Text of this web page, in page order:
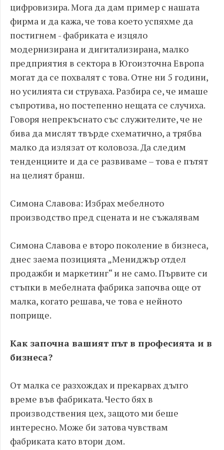
цифровизира. Мога да дам пример с нашата
фирма и да кажа, че това което успяхме да
постигнем - фабриката е изцяло
модернизирана и дигитализирана, малко
предприятия в сектора в Югоизточна Европа
могат да се похвалят с това. Отне ни 5 години,
но усилията си струваха. Разбира се, че имаше
съпротива, но постепенно нещата се случиха.
Говоря непрекъснато със служителите, че не
бива да мислят твърде схематично, а трябва
малко да излязат от коловоза. Да следим
тенденциите и да се развиваме – това е пътят
на целият бранш.
Симона Славова: Избрах мебелното
производство пред сцената и не съжалявам
Симона Славова е второ поколение в бизнеса,
днес заема позицията „Мениджър отдел
продажби и маркетинг“ и не само. Първите си
стъпки в мебелната фабрика започва още от
малка, когато решава, че това е нейното
поприще.
Как започна вашият път в професията и в
бизнеса?
От малка се разхождах и прекарвах дълго
време във фабриката. Често бях в
производствения цех, защото ми беше
интересно. Може би затова чувствам
фабриката като втори дом.